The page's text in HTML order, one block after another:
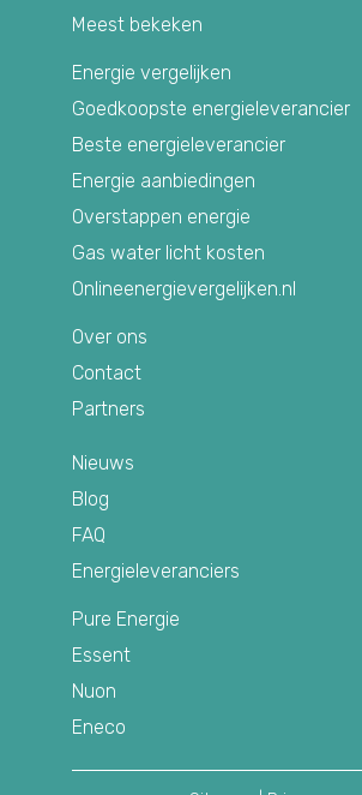
Meest bekeken
Energie vergelijken
Goedkoopste energieleverancier
Beste energieleverancier
Energie aanbiedingen
Overstappen energie
Gas water licht kosten
Onlineenergievergelijken.nl
Over ons
Contact
Partners
Nieuws
Blog
FAQ
Energieleveranciers
Pure Energie
Essent
Nuon
Eneco